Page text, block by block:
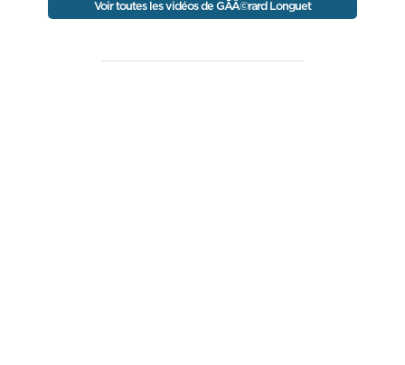
Voir toutes les vidéos de GÃÂ©rard Longuet